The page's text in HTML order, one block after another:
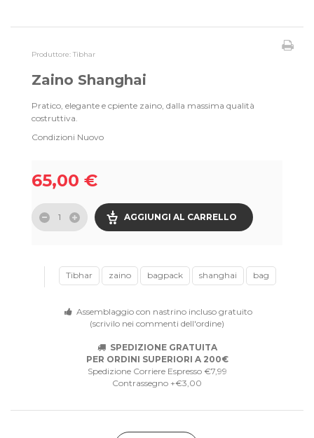
Produttore: Tibhar
Zaino Shanghai
Pratico, elegante e cpiente zaino, dalla massima qualità
costruttiva.
Condizioni Nuovo
65,00 €
AGGIUNGI AL CARRELLO
Tibhar zaino bagpack shanghai bag
Assemblaggio con nastrino incluso gratuito
(scrivilo nei commenti dell'ordine)
SPEDIZIONE GRATUITA
PER ORDINI SUPERIORI A 200€
Spedizione Corriere Espresso €7,99
Contrassegno +€3,00